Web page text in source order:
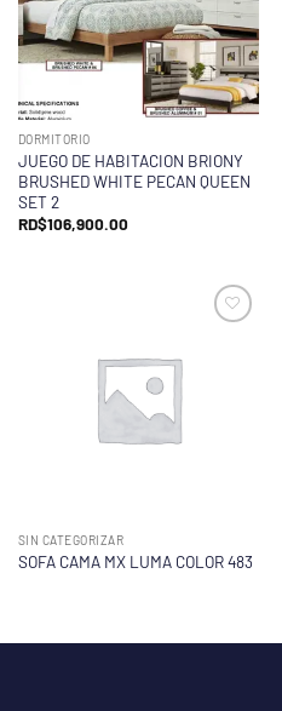
DORMITORIO
JUEGO DE HABITACION BRIONY
BRUSHED WHITE PECAN QUEEN
SET 2
RD$106,900.00
SIN CATEGORIZAR
SOFA CAMA MX LUMA COLOR 483